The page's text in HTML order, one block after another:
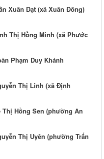
Xuân Đạt (xã Xuân Đông)
Thị Hồng Minh (xã Phước
Phạm Duy Khánh
Thị Linh (xã Định
Hồng Sen (phường An
Thị Uyên (phường Trấn